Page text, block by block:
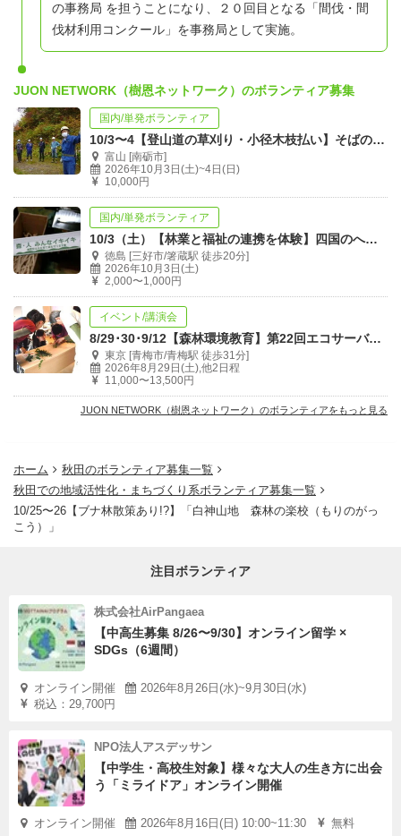
の事務局 を担うことになり、２０回目となる「間伐・間
伐材利用コンクール」を事務局として実施。
JUON NETWORK（樹恩ネットワーク）のボランティア募集
国内/単発ボランティア
10/3〜4【登山道の草刈り・小径木枝払い】そばの里 森林の楽校（富山県南砺市）
富山 [南砺市]
2026年10月3日(土)~4日(日)
10,000円
国内/単発ボランティア
10/3（土）【林業と福祉の連携を体験】四国のへそ 森林の楽校（もりのがっこう）
徳島 [三好市/箸蔵駅 徒歩20分]
2026年10月3日(土)
2,000〜1,000円
イベント/講演会
8/29･30･9/12【森林環境教育】第22回エコサーバー・リーダー養成講座
東京 [青梅市/青梅駅 徒歩31分]
2026年8月29日(土),他2日程
11,000〜13,500円
JUON NETWORK（樹恩ネットワーク）のボランティアをもっと見る
ホーム
秋田のボランティア募集一覧
秋田での地域活性化・まちづくり系ボランティア募集一覧
10/25〜26【ブナ林散策あり!?】「白神山地 森林の楽校（もりのがっ
こう）」
注目ボランティア
株式会社AirPangaea
【中高生募集 8/26〜9/30】オンライン留学 ×
SDGs（6週間）
オンライン開催
2026年8月26日(水)~9月30日(水)
税込：29,700円
NPO法人アスデッサン
【中学生・高校生対象】様々な大人の生き方に出会
う「ミライドア」オンライン開催
オンライン開催 2026年8月16日(日) 10:00~11:30 無料